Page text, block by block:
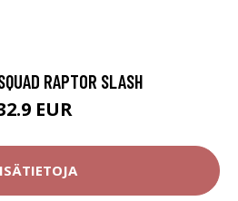
RAPTOR SLASH
EUR